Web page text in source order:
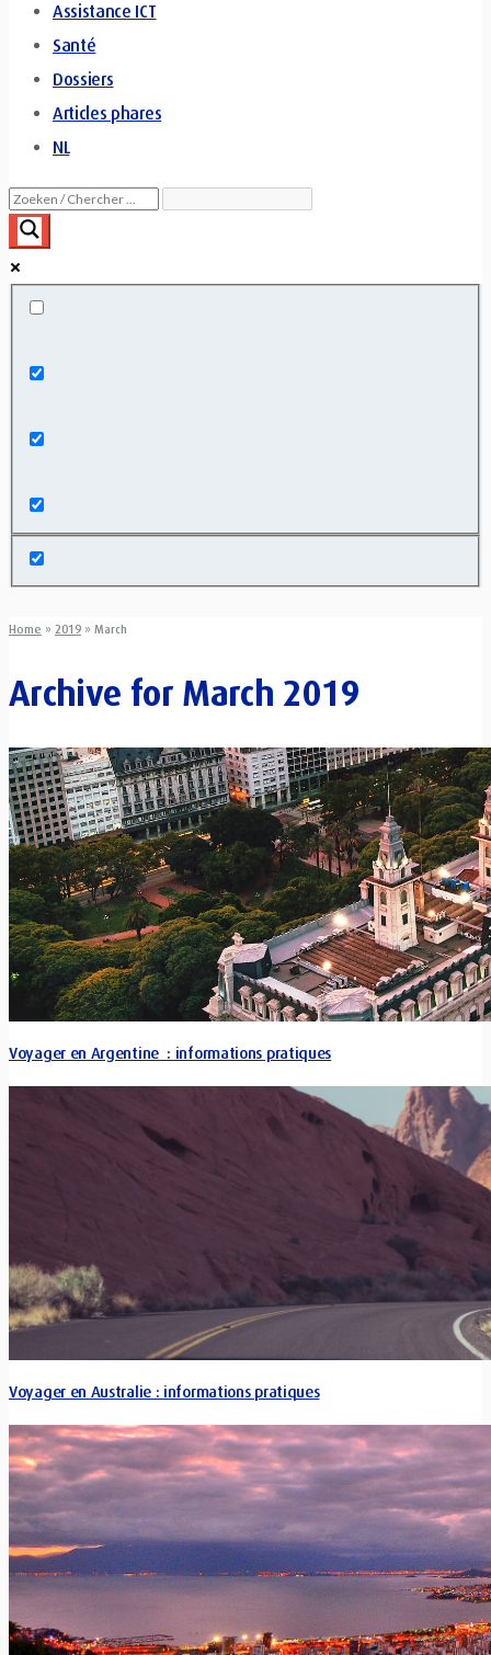
Assistance ICT
Santé
Dossiers
Articles phares
NL
Home » 2019 » March
Archive for March 2019
Voyager en Argentine : informations pratiques
Voyager en Australie : informations pratiques